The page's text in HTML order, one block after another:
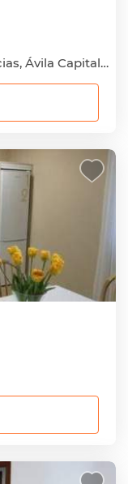
San Antonio-Estación-Las Hervencias, Ávila Capital, Ávila